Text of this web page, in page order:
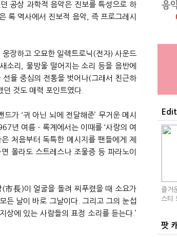
공상 과학적 음악은 진보를 특성으로 하
록 역사에서 진보적 음악, 즉 프로그레시
장하고 오묘한 일렉트로닉(전자) 사운드
소리, 물방울 떨어지는 소리 등을 음반에
율 중심의 전통을 벗어나(그래서 친근하
것도 매력 포인트였다.
가 ‘귀 아닌 뇌에 전달해준’ 무거운 메시
년 여름 - 록계에서는 이때를 ‘사랑의 여
처음부터 독특한 메시지를 팬들에게 제
몰라도 스트레스나 조울증 등 파라노이
(市長)이 얼굴을 돌려 찌푸렸을 때 소요가
든 날이 바로 그날이다. 그리고 그의 눈섭
상에 있는 사람들의 표정 소리를 듣는다.’
[
즐거
스티
팟